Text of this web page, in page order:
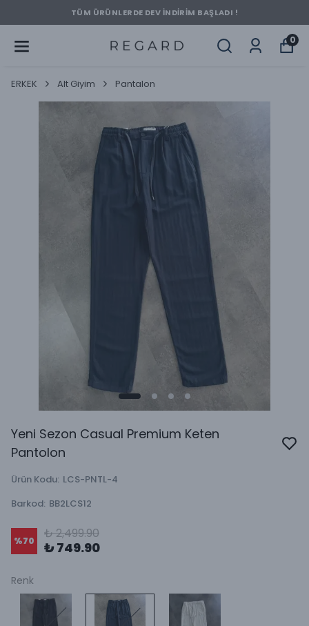
TÜM ÜRÜNLERDE DEV İNDİRİM BAŞLADI !
0
ERKEK Alt Giyim Pantalon
Yeni Sezon Casual Premium Keten
Pantolon
Ürün Kodu: LCS-PNTL-4
Barkod: BB2LCS12
%70 ₺ 2,499.90
₺ 749.90
Renk